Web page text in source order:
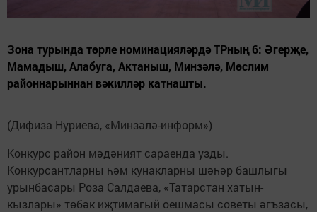
Зона турында төрле номинацияләрдә ТРның 6: Әгерҗе,
Мамадыш, Алабуга, Актаныш, Минзәлә, Мөслим
районнарыннан вәкилләр катнашты.
(Дифиза Нуриева, «Минзәлә-информ»)
Конкурс район мәдәният сараенда узды.
Конкурсантларны һәм кунакларны шәһәр башлыгы
урынбасары Роза Салдаева, «Татарстан хатын-
кызлары» төбәк иҗтимагый оешмасы советы әгъзасы,